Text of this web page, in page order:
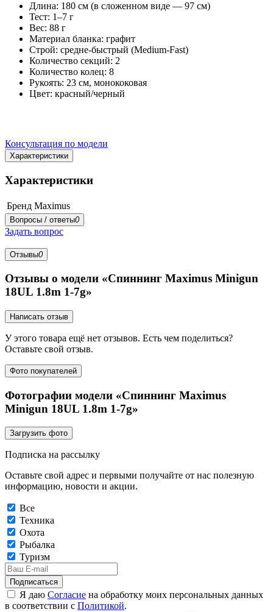
Длина: 180 см (в сложенном виде — 97 см)
Тест: 1–7 г
Вес: 88 г
Материал бланка: графит
Строй: средне-быстрый (Medium-Fast)
Количество секций: 2
Количество колец: 8
Рукоять: 23 см, монококовая
Цвет: красный/черный
Консультация по модели
Характеристики
Характеристики
Бренд Maximus
Вопросы / ответы0
Задать вопрос
Отзывы0
Отзывы о модели «Спиннинг Maximus Minigun
18UL 1.8m 1-7g»
Написать отзыв
У этого товара ещё нет отзывов. Есть чем поделиться?
Оставьте свой отзыв.
Фото покупателей
Фотографии модели «Спиннинг Maximus
Minigun 18UL 1.8m 1-7g»
Загрузить фото
Подписка на рассылку
Оставьте свой адрес и первыми получайте от нас полезную
информацию, новости и акции.
Все
Техника
Охота
Рыбалка
Туризм
Подписаться
Я даю Согласие на обработку моих персональных данных
в соответствии с Политикой.